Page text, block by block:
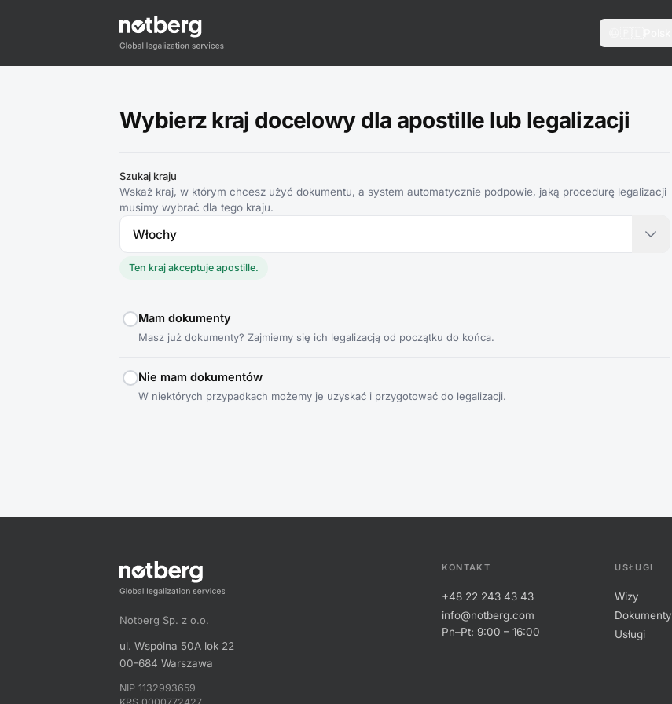
Wybierz kraj docelowy dla apostille lub legalizacji
Szukaj kraju
Wskaż kraj, w którym chcesz użyć dokumentu, a system automatycznie podpowie, jaką procedurę legalizacji
musimy wybrać dla tego kraju.
Ten kraj akceptuje apostille.
Mam dokumenty
Masz już dokumenty? Zajmiemy się ich legalizacją od początku do końca.
Nie mam dokumentów
W niektórych przypadkach możemy je uzyskać i przygotować do legalizacji.
Notberg Sp. z o.o.
ul. Wspólna 50A lok 22
00-684 Warszawa
NIP 1132993659
KONTAKT
+48 22 243 43 43
info@notberg.com
Pn–Pt: 9:00 – 16:00
USŁUGI
Wizy
Dokumenty
Usługi